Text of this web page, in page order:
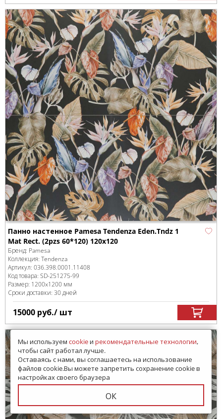
Панно настенное Pamesa Tendenza Eden.Tndz 1
Mat Rect. (2pzs 60*120) 120x120
Бренд: Pamesa
Коллекция: Tendenza
Артикул: 036.398.0001.11408
Код товара: SD-251275-99
Размер: 1200x1200 мм
Сроки доставки: 30 дней
15000 руб./ шт
Мы используем cookieи рекомендательные технологии,
чтобы сайт работал лучше.
Оставаясь с нами, вы соглашаетесь на использование
файлов cookie.Вы можете запретить сохранение cookie в
настройках своего браузера
ОК